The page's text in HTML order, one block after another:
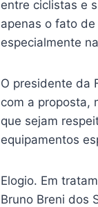
entre ciclistas e
apenas o fato
especialmente
O presidente da
com a proposta,
que sejam
equipamentos
Elogio. Em
Bruno Breni dos